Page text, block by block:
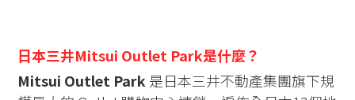
日本三井Mitsui Outlet Park是什麼？
Mitsui Outlet Park 是日本三井不動產集團旗下規